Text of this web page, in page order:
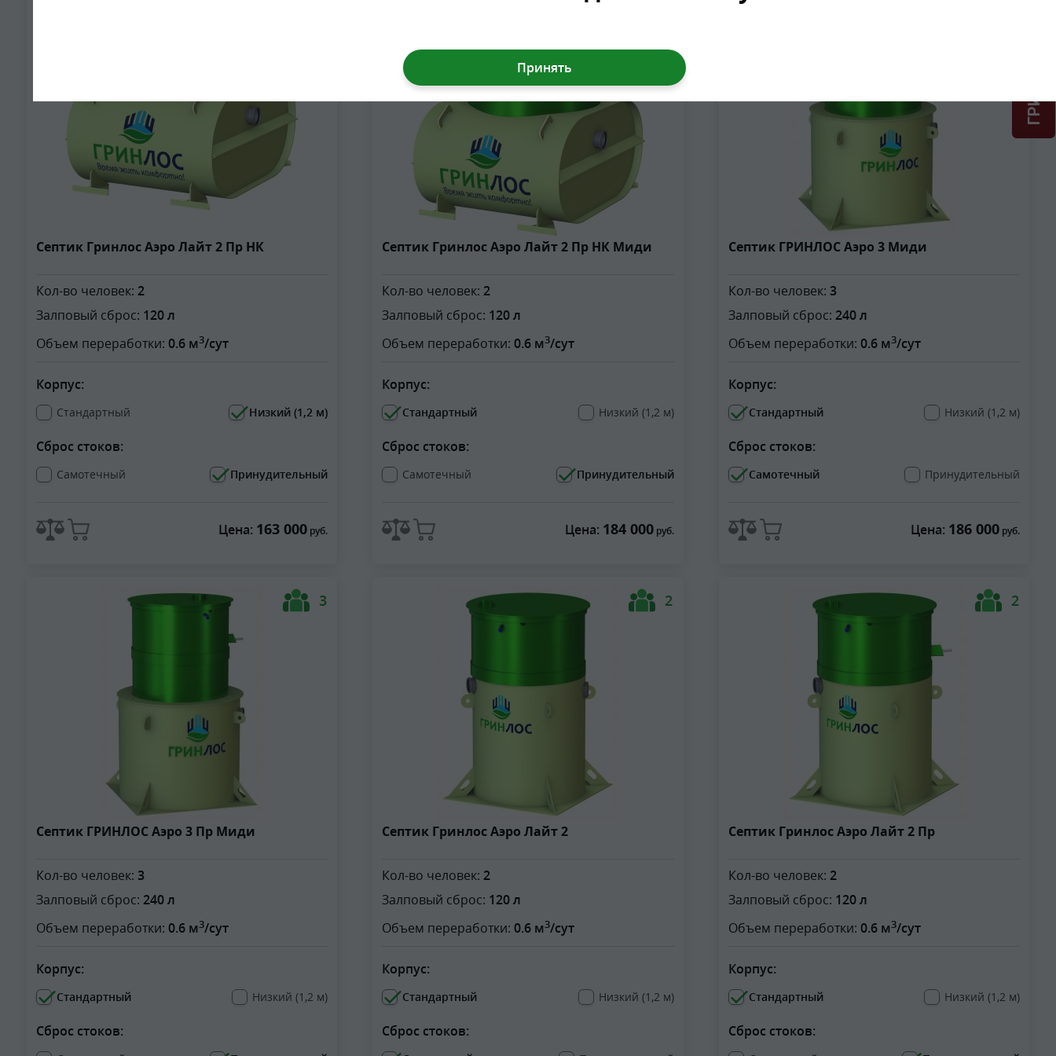
Септик Гринлос Аэро Лайт 2 Пр НК
Кол-во человек: 2
Залповый сброс: 120 л
Объем переработки: 0.6 м3/сут
Корпус:
Стандартный Низкий (1,2 м)
Сброс стоков:
Самотечный Принудительный
Цена: 163 000 руб.
Септик Гринлос Аэро Лайт 2 Пр НК Миди
Кол-во человек:2
Залповый сброс: 120 л
Объем переработки:0.6 м3/сут
Корпус:
Стандартный Низкий (1,2 м)
Сброс стоков:
Самотечный Принудительный
Цена: 184 000руб.
Септик ГРИНЛОС Аэро 3 Миди
Кол-во человек: 3
Залповый сброс: 240 л
Объем переработки: 0.6 м3/сут
Корпус:
Стандартный Низкий (1,2 м)
Сброс стоков:
Самотечный Принудительный
Цена: 186 000 руб.
Септик ГРИНЛОС Аэро 3 Пр Миди
3
Кол-во человек: 3
Залповый сброс: 240 л
Объем переработки: 0.6 м3/сут
Корпус:
Стандартный Низкий (1,2 м)
Сброс стоков:
Септик Гринлос Аэро Лайт 2
2
Кол-во человек:2
Залповый сброс: 120 л
Объем переработки:0.6 м3/сут
Корпус:
Стандартный Низкий (1,2 м)
Сброс стоков:
Септик Гринлос Аэро Лайт 2 Пр
2
Кол-во человек: 2
Залповый сброс: 120 л
Объем переработки: 0.6 м3/сут
Корпус:
Стандартный Низкий (1,2 м)
Сброс стоков: